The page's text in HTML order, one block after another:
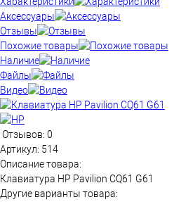
Аксессуары
Отзывы
Похожие товары
Наличие
Файлы
Видео
Отзывов: 0
Артикул: 514
Описание товара:
Клавиатура HP Pavilion CQ61 G61
Другие варианты товара: